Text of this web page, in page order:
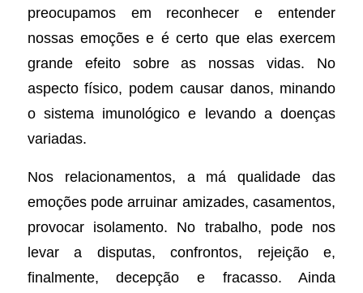
preocupamos em reconhecer e entender
nossas emoções e é certo que elas exercem
grande efeito sobre as nossas vidas. No
aspecto físico, podem causar danos, minando
o sistema imunológico e levando a doenças
variadas.
Nos relacionamentos, a má qualidade das
emoções pode arruinar amizades, casamentos,
provocar isolamento. No trabalho, pode nos
levar a disputas, confrontos, rejeição e,
finalmente, decepção e fracasso. Ainda